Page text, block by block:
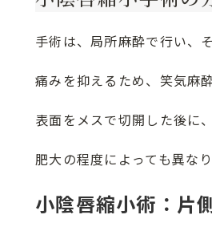
手術は、局所麻酔で行い、
痛みを抑えるため、笑気麻
表面をメスで切開した後に
肥大の程度によっても異な
小陰唇縮小術：